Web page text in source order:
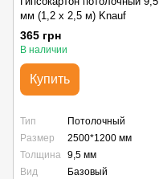
мм (1,2 х 2,5 м) Knauf
365 грн
В наличии
Купить
Тип
Потолочный
Размер
2500*1200 мм
Толщина 9,5 мм
Вид
Базовый